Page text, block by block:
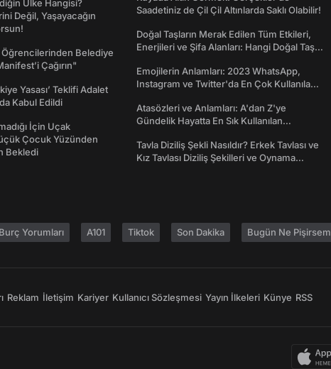
Ülke Hangisi?
Değil, Yaşayacağın
Belediye
Çağırın"
Yasası’ Teklifi Adalet
Kabul Edildi
İçin Uçak
Çocuk Yüzünden
Bekledi
Saadetiniz de Çil Çil Altınlarda Saklı Olabilir!
Doğal Taşların Merak Edilen Tüm Etkileri,
Enerjileri ve Şifa Alanları: Hangi Doğal Taş
Emojilerin Anlamları: 2023 WhatsApp,
Instagram ve Twitter'da En Çok Kullanılan
Atasözleri ve Anlamları: A'dan Z'ye
Gündelik Hayatta En Sık Kullanılan
Tavla Diziliş Şekli Nasıldır? Erkek Tavlası ve
Kız Tavlası Diziliş Şekilleri ve Oynama
Yorumları A101 Tiktok Son Dakika Bugün Ne Pişirsem
Reklam İletişim Kariyer Kullanıcı Sözleşmesi Yayın İlkeleri Künye RSS